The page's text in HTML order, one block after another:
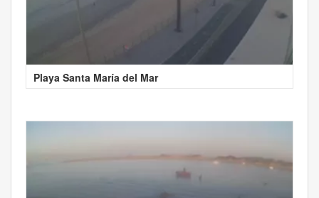
Playa Santa María del Mar